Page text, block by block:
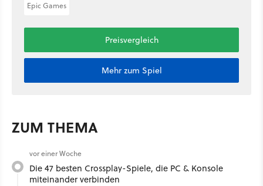
Epic Games
Preisvergleich
Mehr zum Spiel
ZUM THEMA
vor einer Woche
Die 47 besten Crossplay-Spiele, die PC & Konsole
miteinander verbinden